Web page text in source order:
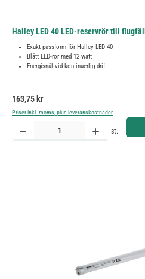
Halley LED 40 LED-reservrör till
Exakt passform för Halley LED 40
Blått LED-rör med 12 watt
Energisnål vid kontinuerlig drift
Ordinarie pris:
163,75 kr
Priser inkl. moms, plus leveranskostnader
Produktkvantitet: Ange önskat belopp eller använd
st.